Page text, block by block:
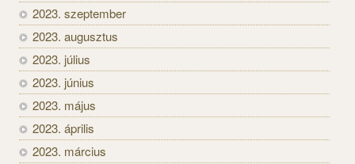
2023. szeptember
2023. augusztus
2023. július
2023. június
2023. május
2023. április
2023. március